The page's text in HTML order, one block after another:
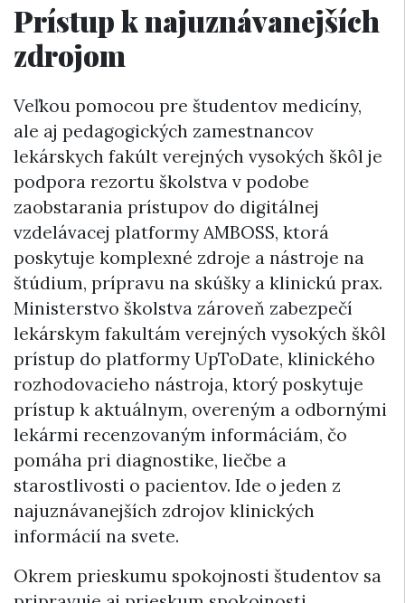
Prístup k najuznávanejších
zdrojom
Veľkou pomocou pre študentov medicíny,
ale aj pedagogických zamestnancov
lekárskych fakúlt verejných vysokých škôl je
podpora rezortu školstva v podobe
zaobstarania prístupov do digitálnej
vzdelávacej platformy AMBOSS, ktorá
poskytuje komplexné zdroje a nástroje na
štúdium, prípravu na skúšky a klinickú prax.
Ministerstvo školstva zároveň zabezpečí
lekárskym fakultám verejných vysokých škôl
prístup do platformy UpToDate, klinického
rozhodovacieho nástroja, ktorý poskytuje
prístup k aktuálnym, overeným a odbornými
lekármi recenzovaným informáciám, čo
pomáha pri diagnostike, liečbe a
starostlivosti o pacientov. Ide o jeden z
najuznávanejších zdrojov klinických
informácií na svete.
Okrem prieskumu spokojnosti študentov sa